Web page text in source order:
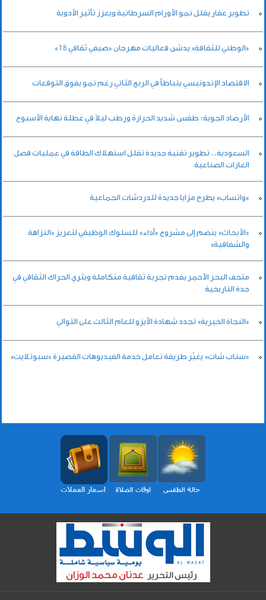
تطوير عقار يقلل نمو الأورام السرطانية ويعزز تأثير الأدوية
«الوطني للثقافة» يدشن فعاليات مهرجان «صيفي ثقافي 18»
الاقتصاد الإندونيسي يتباطأ في الربع الثاني رغم نمو يفوق التوقعات
الأرصاد الجوية: طقس شديد الحرارة ورطب ليلاً في عطلة نهاية الأسبوع
السعودية.. تطوير تقنية جديدة تقلل استهلاك الطاقة في عمليات فصل
الغازات الصناعية
«واتساب» يطرح مزايا جديدة للدردشات الجماعية
«الأبحاث» ينضم إلى مشروع «أداء» للسلوك الوظيفي لتعزيز «النزاهة
والشفافية»
متحف البحر الأحمر يقدم تجربة ثقافية متكاملة ويثري الحراك الثقافي في
جدة التاريخية
«النجاة الخيرية» تجدد شهادة الآيزو للعام الثالث على التوالي
«سناب شات» يغيّر طريقة تعامل خدمة الفيديوهات القصيرة «سبوتلايت»